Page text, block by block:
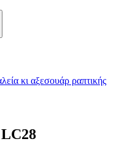
κι αξεσουάρ ραπτικής